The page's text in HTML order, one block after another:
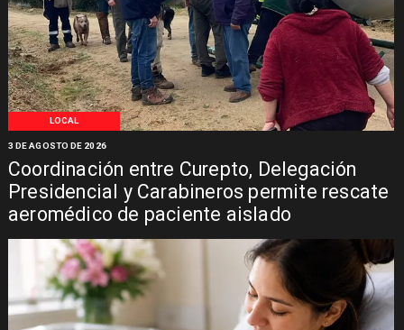
LOCAL
Coordinación entre Curepto, Delegación
Presidencial y Carabineros permite rescate
aeromédico de paciente aislado
3 DE AGOSTO DE 2026